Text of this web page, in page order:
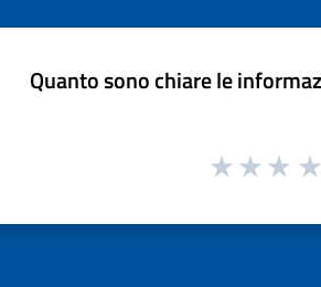
Quanto sono chiare le